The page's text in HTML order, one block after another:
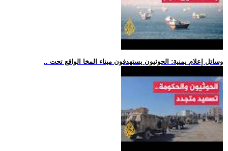
.. وسائل إعلام يمنية: الحوثيون يستهدفون ميناء المخا الواقع تحت